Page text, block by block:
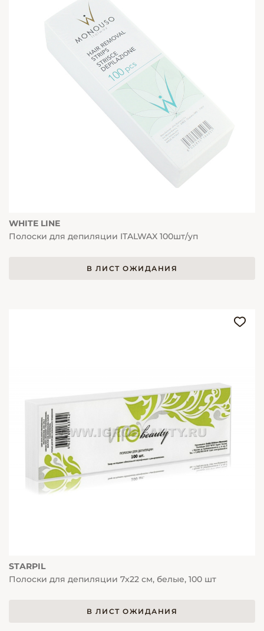
WHITE LINE
Полоски для депиляции ITALWAX 100шт/уп
В ЛИСТ ОЖИДАНИЯ
STARPIL
Полоски для депиляции 7х22 см, белые, 100 шт
В ЛИСТ ОЖИДАНИЯ